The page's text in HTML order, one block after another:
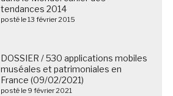
tendances 2014
posté le 13 février 2015
DOSSIER / 530 applications mobiles
muséales et patrimoniales en
France (09/02/2021)
posté le 9 février 2021